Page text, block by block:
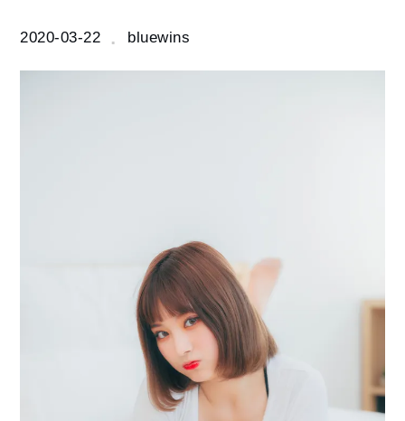
컨셉)
2020-03-22 bluewins